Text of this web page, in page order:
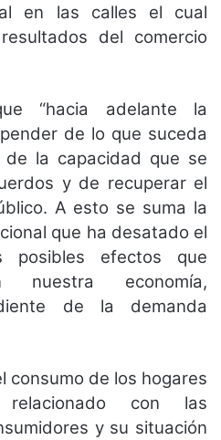
en las calles el cual
del comercio
“hacia adelante la
de lo que suceda
la capacidad que se
y de recuperar el
A esto se suma la
que ha desatado el
posibles efectos que
economía,
de la demanda
consumo de los hogares
con las
y su situación